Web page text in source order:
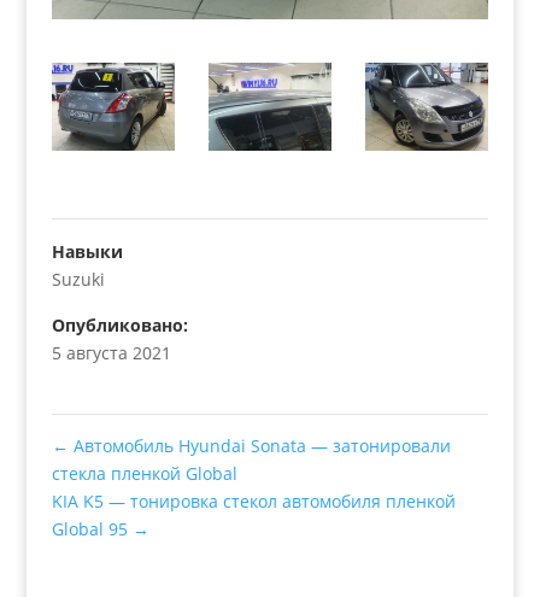
Навыки
Suzuki
Опубликовано:
5 августа 2021
← Автомобиль Hyundai Sonata — затонировали
стекла пленкой Global
KIA K5 — тонировка стекол автомобиля пленкой
Global 95 →